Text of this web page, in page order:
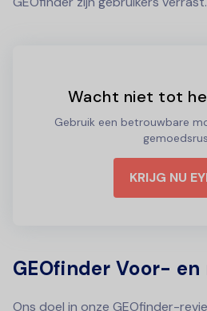
Wacht niet tot
Gebruik een betrouwbare
KRIJG NU
GEOfinder Voor- en
Ons doel in onze GEOfinder-